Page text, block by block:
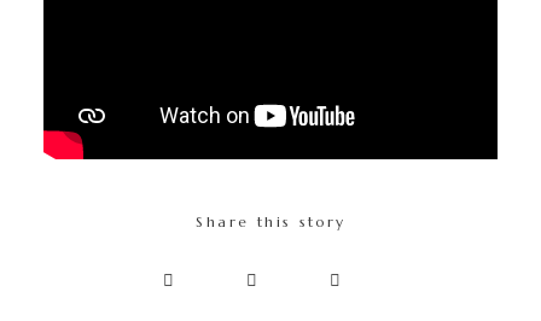
Share this story